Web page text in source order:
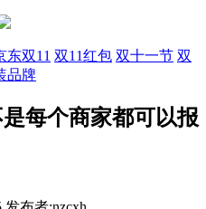
东双11 双11红包 双十一节 双
品牌
每个商家都可以报